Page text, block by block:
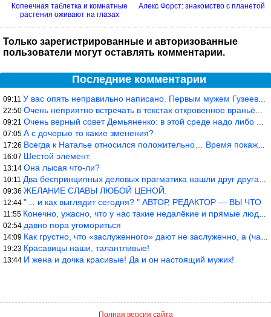
Копеечная таблетка и комнатные
растения оживают на глазах
Алекс Форст: знакомство с планетой
Только зарегистрированные и авторизованные
пользователи могут оставлять комментарии.
Последние комментарии
09:11 У вас опять неправильно написано. Первым мужем Гузеевой был Илья
22:50 Очень неприятно встречать в текстах откровенное враньё… Конкретн
09:21 Очень верный совет Демьяненко: в этой среде надо либо иметь зубы
07:05 А с дочерью то какие зменения?
17:26 Всегда к Наталье относился положительно… Время покажет, что буде
16:07 Шестой элемент.
13:14 Она лысая что-ли?
10:11 Два беспринципных деловых прагматика нашли друг друга и «остепен
09:36 ЖЕЛАНИЕ СЛАВЫ ЛЮБОЙ ЦЕНОЙ.
12:44 "… и как выглядит сегодня? " АВТОР, РЕДАКТОР — ВЫ ЧТО
11:55 Конечно, ужасно, что у нас такие недалёкие и прямые люди… Как мо
02:54 давно пора угомориться
14:09 Как грустно, что «заслуженного» дают не заслуженно, а (чаще) по-
19:23 Красавицы наши, талантливые!
13:44 И жена и дочка красивые! Да и он настоящий мужик!
Полная версия сайта